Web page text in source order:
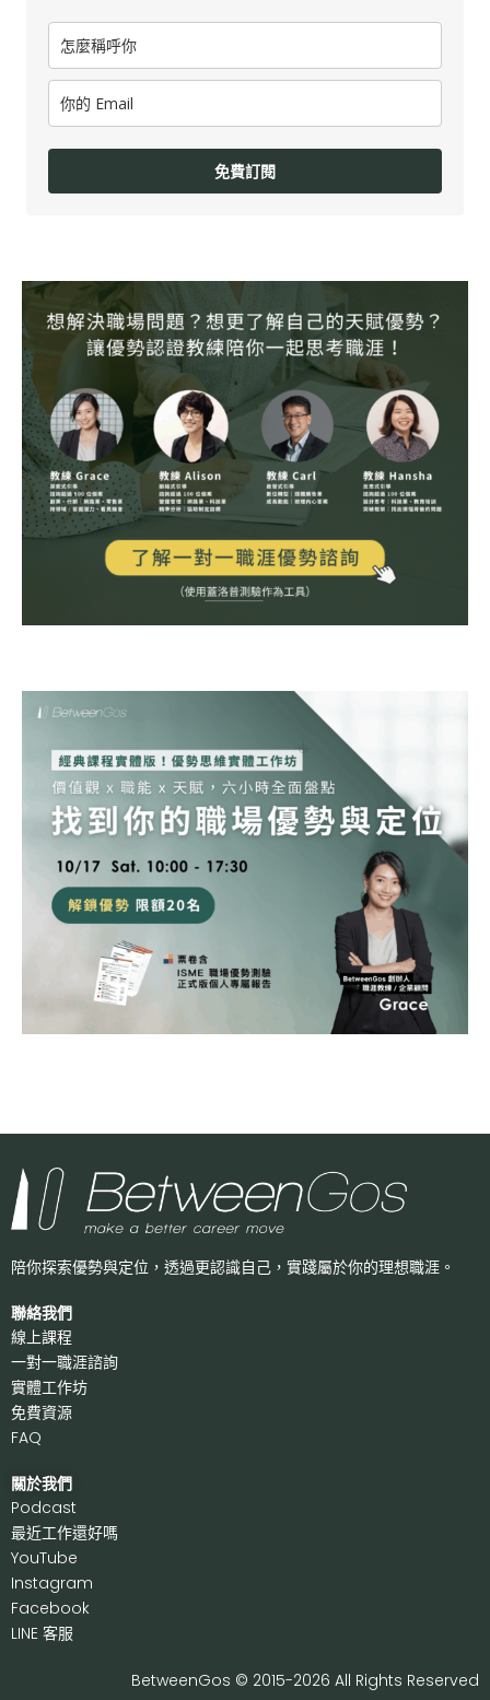
免費訂閱
陪你探索優勢與定位，透過更認識自己， 實踐屬於你的理想職涯。
聯絡我們
線上課程
一對一職涯諮詢
實體工作坊
免費資源
FAQ
關於我們
Podcast
最近工作還好嗎
YouTube
Instagram
Facebook
LINE 客服
BetweenGos © 2015-2026 All Rights Reserved